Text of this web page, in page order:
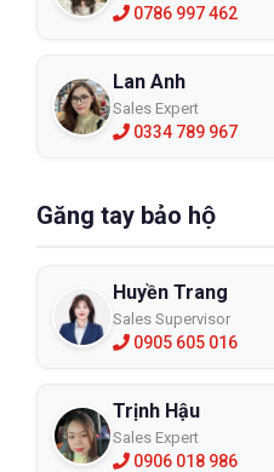
0786 997 462
Lan Anh
Sales Expert
0334 789 967
Găng tay bảo hộ
Huyền Trang
Sales Supervisor
0905 605 016
Trịnh Hậu
Sales Expert
0906 018 986